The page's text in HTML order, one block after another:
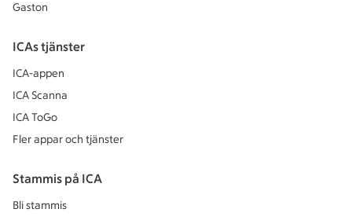
Gaston
ICAs tjänster
ICA-appen
ICA Scanna
ICA ToGo
Fler appar och tjänster
Stammis på ICA
Bli stammis